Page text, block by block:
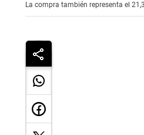
La compra también representa el